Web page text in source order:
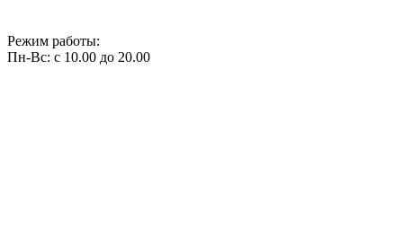
Режим работы:
Пн-Вс: с 10.00 до 20.00